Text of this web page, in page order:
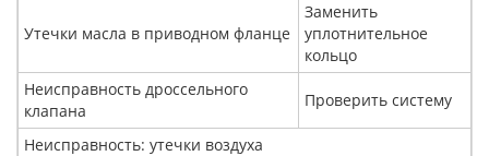
Утечки масла в приводном фланце
Заменить
уплотнительное
кольцо
Неисправность дроссельного
клапана
Проверить систему
Неисправность: утечки воздуха